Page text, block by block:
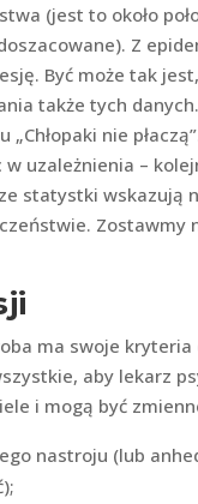
(jest to około
Z
Być może tak
także tych
„Chłopaki nie
w uzależnienia –
statystki wskazują
ma swoje
aby lekarz
i mogą być
nastroju (lub